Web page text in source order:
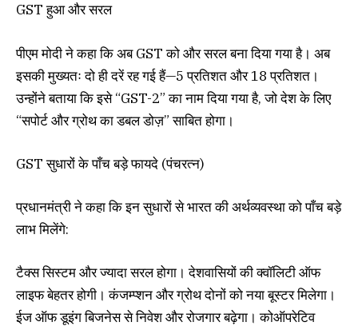
GST हुआ और सरल
पीएम मोदी ने कहा कि अब GST को और सरल बना दिया गया है। अब
इसकी मुख्यतः दो ही दरें रह गई हैं—5 प्रतिशत और 18 प्रतिशत।
उन्होंने बताया कि इसे “GST-2” का नाम दिया गया है, जो देश के लिए
“सपोर्ट और ग्रोथ का डबल डोज़” साबित होगा।
GST सुधारों के पाँच बड़े फायदे (पंचरत्न)
प्रधानमंत्री ने कहा कि इन सुधारों से भारत की अर्थव्यवस्था को पाँच बड़े
लाभ मिलेंगे:
टैक्स सिस्टम और ज्यादा सरल होगा। देशवासियों की क्वॉलिटी ऑफ
लाइफ बेहतर होगी। कंजम्प्शन और ग्रोथ दोनों को नया बूस्टर मिलेगा।
ईज ऑफ डूइंग बिजनेस से निवेश और रोजगार बढ़ेगा। कोऑपरेटिव